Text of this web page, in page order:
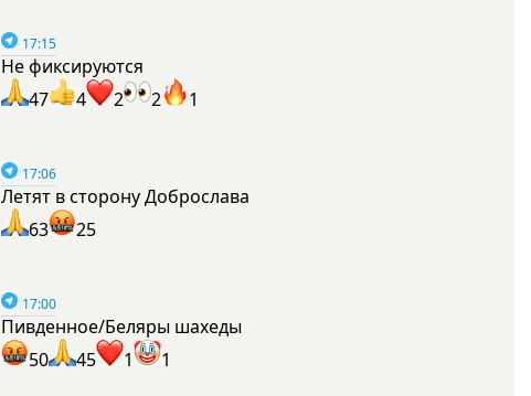
17:15
Не фиксируются
47
4 2 2 1
17:06
Летят в сторону Доброслава
63
25
17:00
Пивденное/Беляры шахеды
50
45 1 1